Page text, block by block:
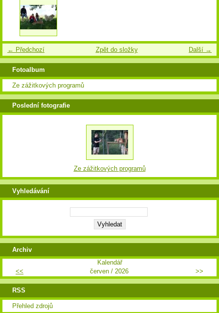
← Předchozí Další →
Zpět do složky
Fotoalbum
Ze zážitkových programů
Poslední fotografie
Ze zážitkových programů
Vyhledávání
Archiv
Kalendář
<<
červen / 2026 >>
RSS
Přehled zdrojů